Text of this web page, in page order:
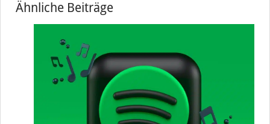
Ähnliche Beiträge